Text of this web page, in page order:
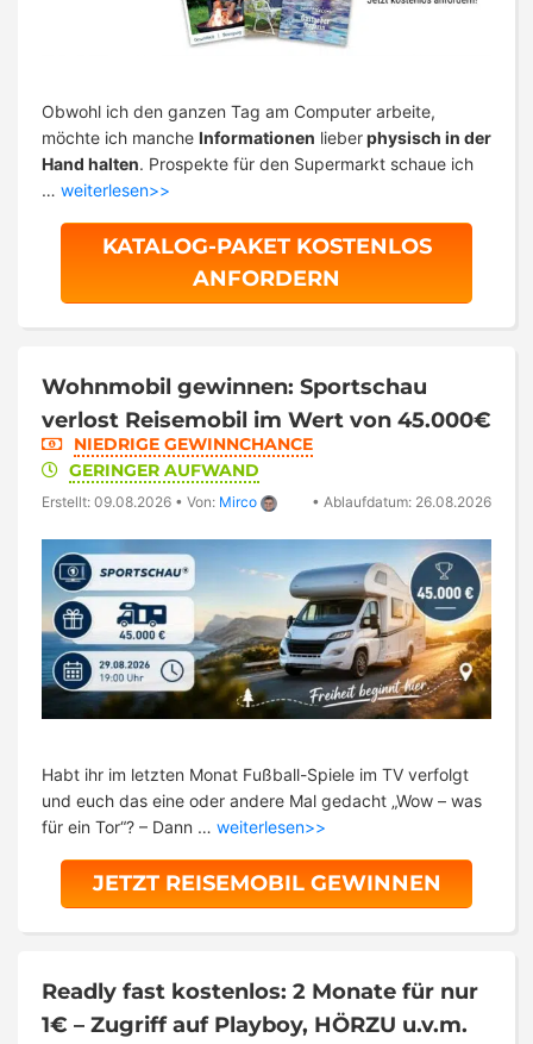
Obwohl ich den ganzen Tag am Computer arbeite,
möchte ich manche Informationen lieberphysisch in der
Hand halten. Prospekte für den Supermarkt schaue ich
… weiterlesen>>
KATALOG-PAKET KOSTENLOS
ANFORDERN
Wohnmobil gewinnen: Sportschau
verlost Reisemobil im Wert von 45.000€
NIEDRIGE GEWINNCHANCE
GERINGER AUFWAND
Erstellt: 09.08.2026 • Von: Mirco • Ablaufdatum: 26.08.2026
Habt ihr im letzten Monat Fußball-Spiele im TV verfolgt
und euch das eine oder andere Mal gedacht „Wow – was
für ein Tor“? – Dann … weiterlesen>>
JETZT REISEMOBIL GEWINNEN
Readly fast kostenlos: 2 Monate für nur
1€ – Zugriff auf Playboy, HÖRZU u.v.m.